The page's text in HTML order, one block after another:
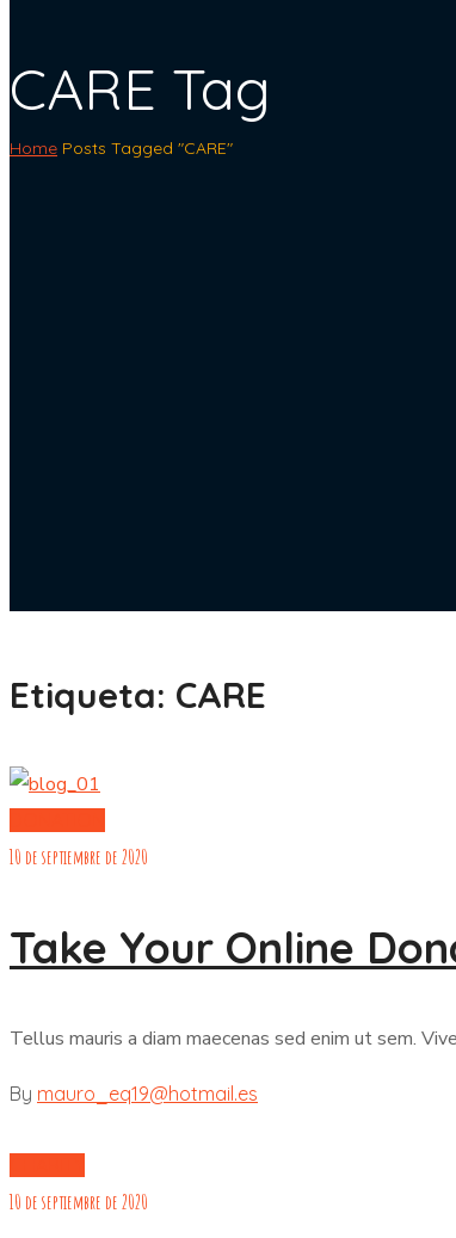
CARE Tag
Home Posts Tagged "CARE"
Etiqueta: CARE
10 de septiembre de 2020
Take Your Online
Tellus mauris a diam maecenas sed enim ut sem.
By mauro_eq19@hotmail.es
10 de septiembre de 2020